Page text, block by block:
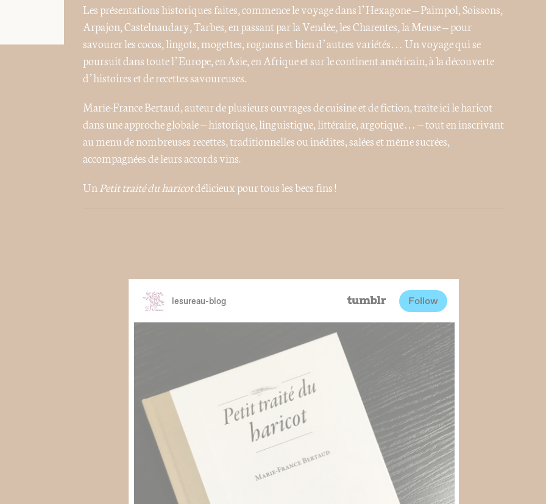
Les présentations historiques faites, commence le voyage dans l’Hexagone – Paimpol, Soissons,
Arpajon, Castelnaudary, Tarbes, en passant par la Vendée, les Charentes, la Meuse – pour
savourer les cocos, lingots, mogettes, rognons et bien d’autres variétés… Un voyage qui se
poursuit dans toute l’Europe, en Asie, en Afrique et sur le continent américain, à la découverte
d’histoires et de recettes savoureuses.
Marie-France Bertaud, auteur de plusieurs ouvrages de cuisine et de fiction, traite ici le haricot
dans une approche globale – historique, linguistique, littéraire, argotique… – tout en inscrivant
au menu de nombreuses recettes, traditionnelles ou inédites, salées et même sucrées,
accompagnées de leurs accords vins.
Un Petit traité du haricotdélicieux pour tous les becs fins !